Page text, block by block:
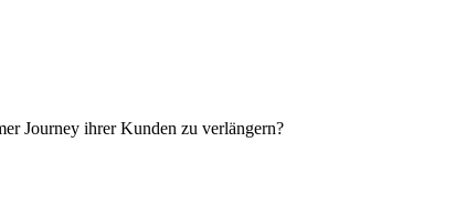
Journey ihrer Kunden zu verlängern?